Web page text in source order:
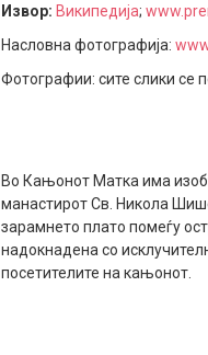
Извор: Википедија;
Насловна фотографија:
Фотографии: сите слики се
Во Кањонот Матка има
манастирот Св. Никола
зарамнето плато помеѓу
надокнадена со
посетителите на кањонот.